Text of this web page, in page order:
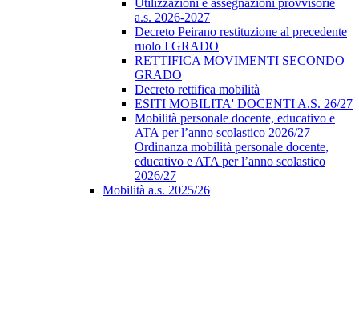
Utilizzazioni e assegnazioni provvisorie
a.s. 2026-2027
Decreto Peirano restituzione al precedente
ruolo I GRADO
RETTIFICA MOVIMENTI SECONDO
GRADO
Decreto rettifica mobilità
ESITI MOBILITA' DOCENTI A.S. 26/27
Mobilità personale docente, educativo e
ATA per l’anno scolastico 2026/27
Ordinanza mobilità personale docente,
educativo e ATA per l’anno scolastico
2026/27
Mobilità a.s. 2025/26